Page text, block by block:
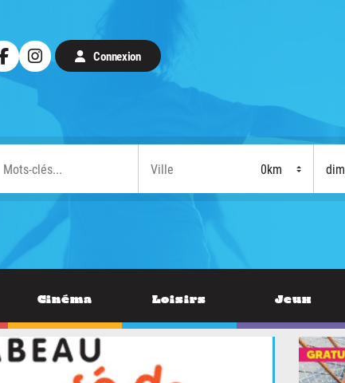
Connexion
Cinéma Loisirs Jeux